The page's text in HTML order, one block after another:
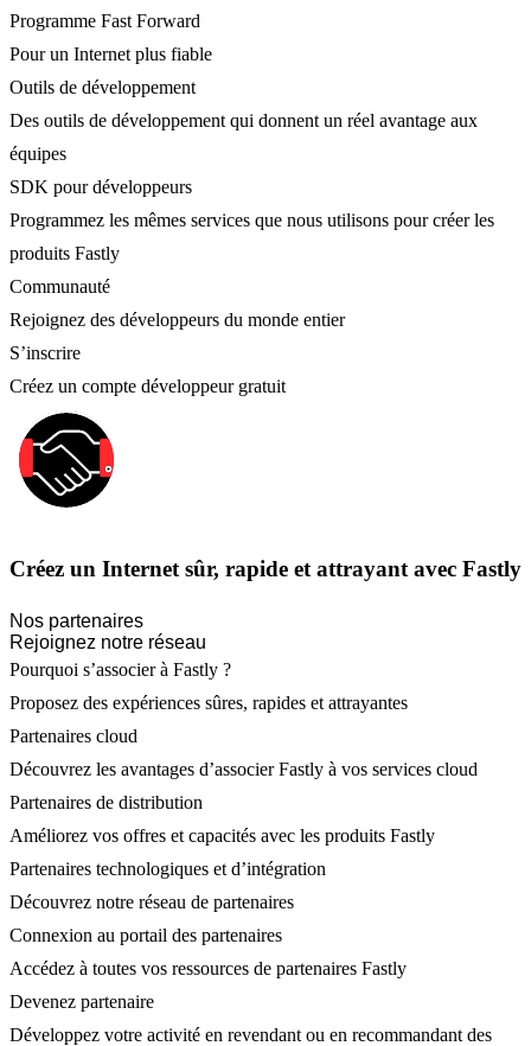
Programme Fast Forward
Pour un Internet plus fiable
Outils de développement
Des outils de développement qui donnent un réel avantage aux
équipes
SDK pour développeurs
Programmez les mêmes services que nous utilisons pour créer les
produits Fastly
Communauté
Rejoignez des développeurs du monde entier
S’inscrire
Créez un compte développeur gratuit
Créez un Internet sûr, rapide et attrayant avec Fastly
Nos partenaires
Rejoignez notre réseau
Pourquoi s’associer à Fastly ?
Proposez des expériences sûres, rapides et attrayantes
Partenaires cloud
Découvrez les avantages d’associer Fastly à vos services cloud
Partenaires de distribution
Améliorez vos offres et capacités avec les produits Fastly
Partenaires technologiques et d’intégration
Découvrez notre réseau de partenaires
Connexion au portail des partenaires
Accédez à toutes vos ressources de partenaires Fastly
Devenez partenaire
Développez votre activité en revendant ou en recommandant des